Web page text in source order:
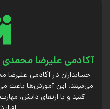
آکادمی علیرضا محمدی
حسابداران در آکادمی
می‌بینند. این آموزش‌ها
کنید و با ارتقای دانش،